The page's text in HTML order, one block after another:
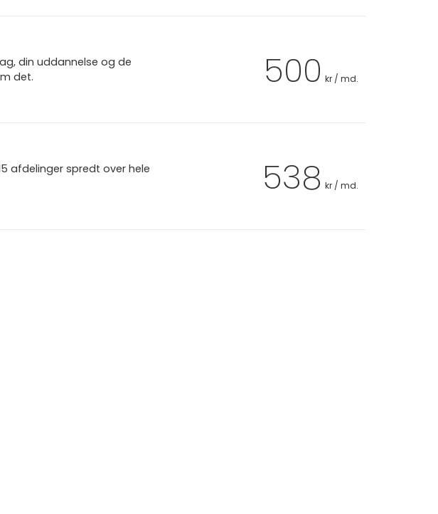
din uddannelse og de
det.
500 kr / md.
afdelinger spredt over hele
538 kr / md.